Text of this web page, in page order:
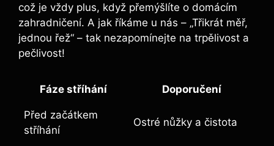
což je vždy plus, když přemýšlíte o domácím
zahradničení. A jak říkáme u nás – „Třikrát měř,
jednou řež“ – tak nezapomínejte na trpělivost a
pečlivost!
Fáze stříhání Doporučení
Před začátkem
stříhání
Ostré nůžky a čistota